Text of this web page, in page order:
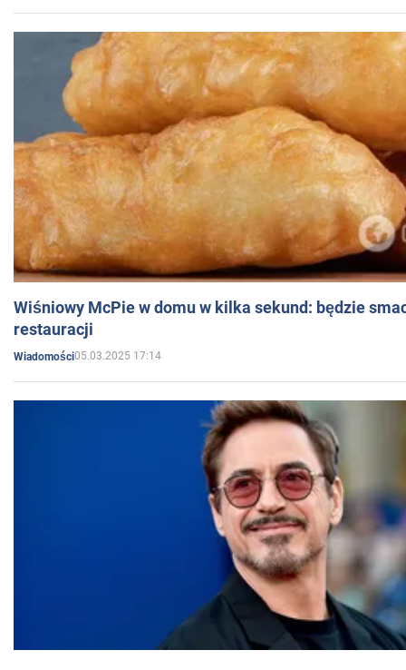
Wiśniowy McPie w domu w kilka sekund: będzie
restauracji
Wiadomości05.03.2025 17:14